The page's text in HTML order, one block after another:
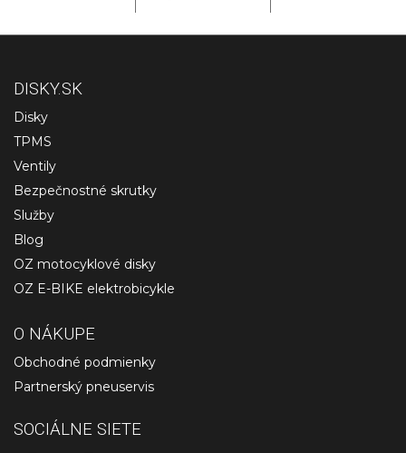
DISKY.SK
Disky
TPMS
Ventily
Bezpečnostné skrutky
Služby
Blog
OZ motocyklové disky
OZ E-BIKE elektrobicykle
O NÁKUPE
Obchodné podmienky
Partnerský pneuservis
SOCIÁLNE SIETE